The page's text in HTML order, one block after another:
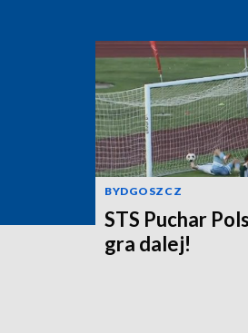
BYDGOSZCZ
STS Puchar
gra dalej!